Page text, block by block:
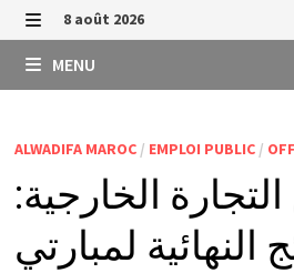
Passer
au
contenu
MENU
8 août 2026
MENU
ALWADIFA MAROC/ EMPLOI PUBLIC/
الخارجية:
النهائية لمبارتي